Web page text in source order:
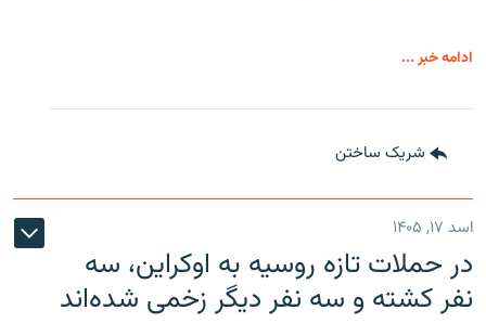
ادامه خبر ...
شریک ساختن
اسد ۱۷, ۱۴۰۵
در حملات تازه روسیه به اوکراین، سه
نفر کشته و سه نفر دیگر زخمی شده‌اند